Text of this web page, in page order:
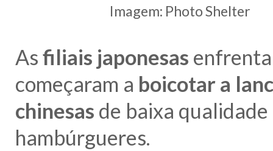
Imagem: Photo Shelter
Asfiliais japonesas
começaram a boicotar a
chinesas de baixa
hambúrgueres.